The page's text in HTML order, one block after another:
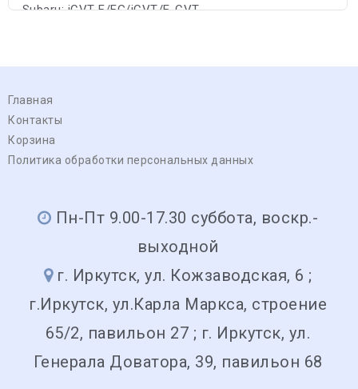
-Subaru: iCVT F/FG/iCVT/E-CVT
Главная
Контакты
Корзина
Политика обработки персональных данных
Пн-Пт 9.00-17.30 суббота, воскр.-
выходной
г. Иркутск, ул. Кожзаводская, 6 ;
г.Иркутск, ул.Карла Маркса, строение
65/2, павильон 27 ; г. Иркутск, ул.
Генерала Доватора, 39, павильон 68